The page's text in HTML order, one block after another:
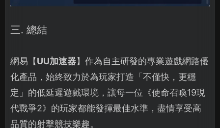
三. 總結
網易【UU加速器】作為自主研發的專業遊戲網路優
化產品，始終致力於為玩家打造「不僅快，更穩
定」的低延遲遊戲環境，讓每一位《使命召喚19現
代戰爭2》的玩家都能發揮最佳水準，盡情享受高
品質的射擊競技樂趣。